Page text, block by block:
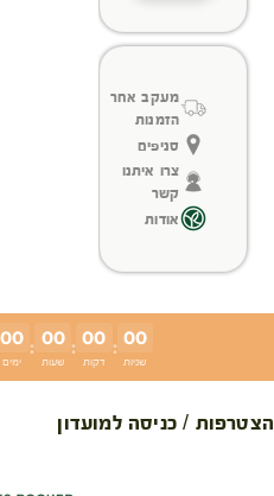
מעקב אחר
הזמנות
סניפים
צרו איתנו
קשר
אודות
00
ימים
: 00
שעות
: 00
דקות
: 00
שניות
הצטרפות / כניסה למועדון